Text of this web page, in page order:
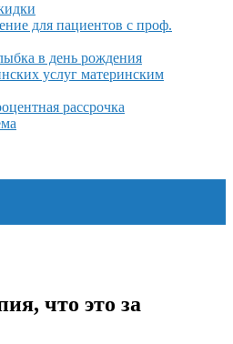
для пациентов с проф.
в день рождения
услуг материнским
рассрочка
что это за